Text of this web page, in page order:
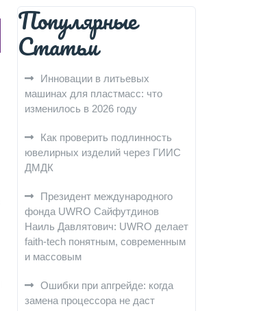
Популярные
Статьи
Инновации в литьевых
машинах для пластмасс: что
изменилось в 2026 году
Как проверить подлинность
ювелирных изделий через ГИИС
ДМДК
Президент международного
фонда UWRO Сайфутдинов
Наиль Давлятович: UWRO делает
faith-tech понятным, современным
и массовым
Ошибки при апгрейде: когда
замена процессора не даст